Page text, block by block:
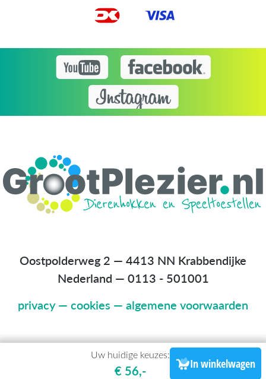
Uw huidige keuzes:
€ 56,- In winkelwagen
Oostpolderweg 2 — 4413 NN Krabbendijke
Nederland — 0113 - 501001
privacy— cookies — algemene voorwaarden